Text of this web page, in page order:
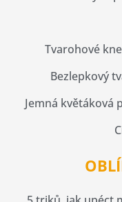
Tvarohové
Bezlepkový
Jemná květáková